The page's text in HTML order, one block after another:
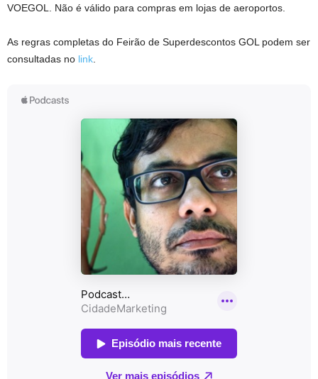
VOEGOL. Não é válido para compras em lojas de aeroportos.
As regras completas do Feirão de Superdescontos GOL podem ser
consultadas no link